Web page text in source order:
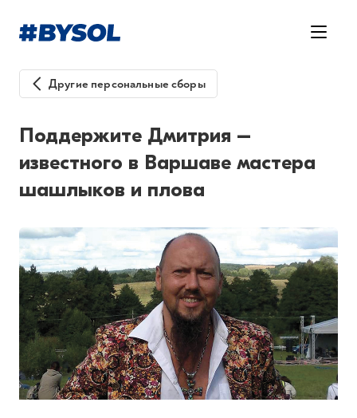
Другие персональные сборы
Поддержите Дмитрия –
известного в Варшаве мастера
шашлыков и плова